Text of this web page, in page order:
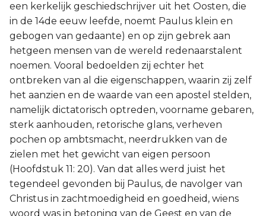
een kerkelijk geschiedschrijver uit het Oosten, die
in de 14de eeuw leefde, noemt Paulus klein en
gebogen van gedaante) en op zijn gebrek aan
hetgeen mensen van de wereld redenaarstalent
noemen. Vooral bedoelden zij echter het
ontbreken van al die eigenschappen, waarin zij zelf
het aanzien en de waarde van een apostel stelden,
namelijk dictatorisch optreden, voorname gebaren,
sterk aanhouden, retorische glans, verheven
pochen op ambtsmacht, neerdrukken van de
zielen met het gewicht van eigen persoon
(Hoofdstuk 11: 20). Van dat alles werd juist het
tegendeel gevonden bij Paulus, de navolger van
Christus in zachtmoedigheid en goedheid, wiens
woord was in betoning van de Geest en van de